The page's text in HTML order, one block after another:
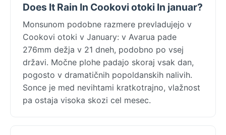
Does It Rain In Cookovi otoki In januar?
Monsunom podobne razmere prevladujejo v
Cookovi otoki v January: v Avarua pade
276mm dežja v 21 dneh, podobno po vsej
državi. Močne plohe padajo skoraj vsak dan,
pogosto v dramatičnih popoldanskih nalivih.
Sonce je med nevihtami kratkotrajno, vlažnost
pa ostaja visoka skozi cel mesec.